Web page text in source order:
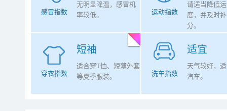
感冒指数
无明显降温，感冒机
率较低。
运动指数
请适当降低
度，并及时
分。
短袖
穿衣指数
适合穿T恤、短薄外套
等夏季服装。
适宜
洗车指数
天气较好，
汽车。